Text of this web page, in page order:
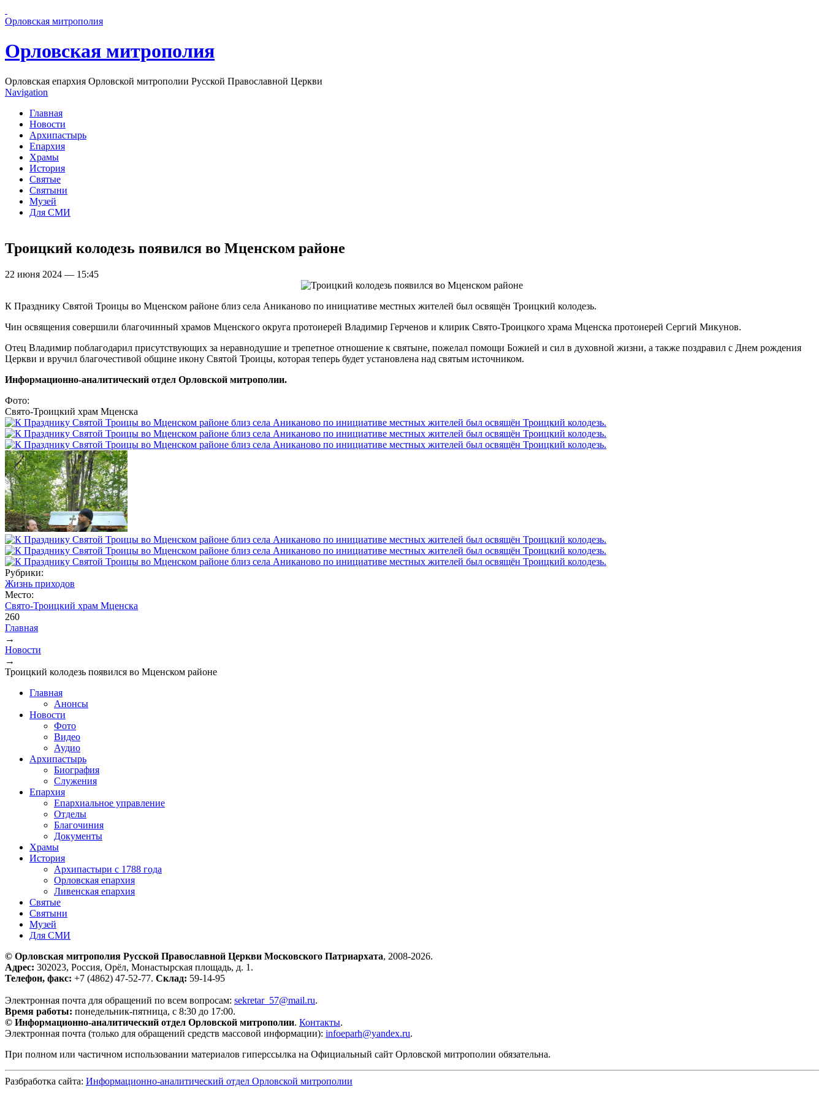
Орловская митрополия
Орловская митрополия
Орловская епархия Орловской митрополии Русской Православной Церкви
Navigation
Главная
Новости
Архипастырь
Епархия
Храмы
История
Святые
Святыни
Музей
Для СМИ
Троицкий колодезь появился во Мценском районе
22 июня 2024 — 15:45
К Празднику Святой Троицы во Мценском районе близ села Аниканово по инициативе местных жителей был освящён Троицкий колодезь.
Чин освящения совершили благочинный храмов Мценского округа протоиерей Владимир Герченов и клирик Свято-Троицкого храма Мценска протоиерей Сергий Микунов.
Отец Владимир поблагодарил присутствующих за неравнодушие и трепетное отношение к святыне, пожелал помощи Божией и сил в духовной жизни, а также поздравил с Днем рождения
Церкви и вручил благочестивой общине икону Святой Троицы, которая теперь будет установлена над святым источником.
Информационно-аналитический отдел Орловской митрополии.
Фото:
Свято-Троицкий храм Мценска
Рубрики:
Жизнь приходов
Место:
Свято-Троицкий храм Мценска
260
Вы здесь
Главная
→
Новости
→
Троицкий колодезь появился во Мценском районе
Главная
Анонсы
Новости
Фото
Видео
Аудио
Архипастырь
Биография
Служения
Епархия
Епархиальное управление
Отделы
Благочиния
Документы
Храмы
История
Архипастыри с 1788 года
Орловская епархия
Ливенская епархия
Святые
Святыни
Музей
Для СМИ
© Орловская митрополия Русской Православной Церкви Московского Патриархата, 2008-2026.
Адрес: 302023, Россия, Орёл, Монастырская площадь, д. 1.
Телефон, факс: +7 (4862) 47-52-77. Склад: 59-14-95
Электронная почта для обращений по всем вопросам: sekretar_57@mail.ru.
Время работы: понедельник-пятница, с 8:30 до 17:00.
© Информационно-аналитический отдел Орловской митрополии. Контакты.
Электронная почта (только для обращений средств массовой информации): infoeparh@yandex.ru.
При полном или частичном использовании материалов гиперссылка на Официальный сайт Орловской митрополии обязательна.
Разбработка сайта: Информационно-аналитический отдел Орловской митрополии